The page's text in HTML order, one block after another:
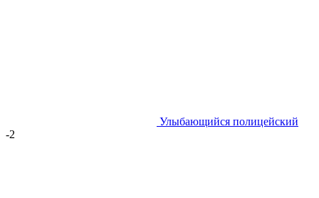
Улыбающийся полицейский
-2